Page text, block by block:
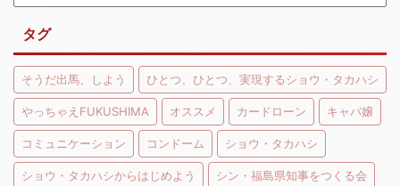
タグ
そうだ出馬、しよう ひとつ、ひとつ、実現するショウ・タカハシ
やっちゃえFUKUSHIMA オススメ カードローン キャバ嬢
コミュニケーション コンドーム ショウ・タカハシ
ショウ・タカハシからはじめよう シン・福島県知事をつくる会